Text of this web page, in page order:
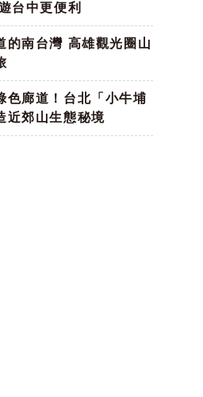
台中更便利
的南台灣 高雄觀光圈山
色廊道！台北「小牛埔
近郊山生態秘境